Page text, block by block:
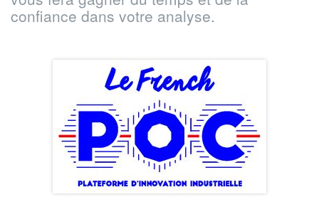
confiance dans votre analyse.